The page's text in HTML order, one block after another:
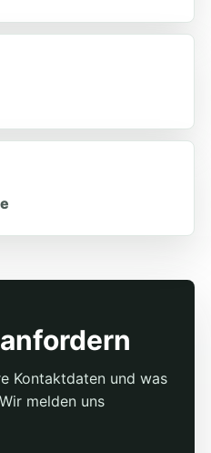
Kontaktdaten und was
melden uns